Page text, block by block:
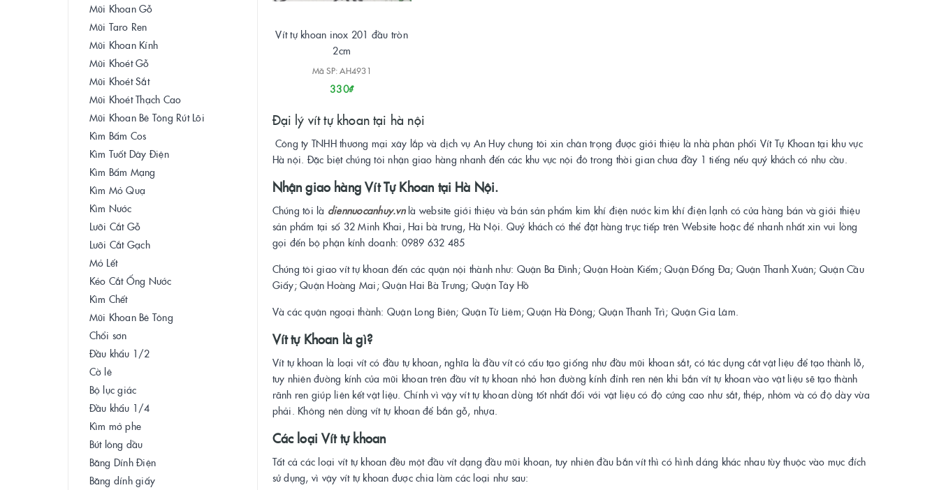
Vít tự khoan inox 201 đầu tròn
2cm
Mã SP: AH4931
330₫
Đại lý vít tự khoan tại hà nội
Công ty TNHH thương mại xây lắp và dịch vụ An Huy chung tôi xin chân trọng được giới thiệu là nhà phân phối Vít Tự Khoan tại khu vực
Hà nội. Đặc biệt chúng tôi nhận giao hàng nhanh đến các khu vực nội đô trong thời gian chưa đầy 1 tiếng nếu quý khách có nhu cầu.
Nhận giao hàng Vít Tự Khoan tại Hà Nội.
Chúng tôi là diennuocanhuy.vnlà website giới thiệu và bán sản phẩm kim khí điện nước kim khí điện lạnh có cửa hàng bán và giới thiệu
sản phẩm tại số 32 Minh Khai, Hai bà trưng, Hà Nội. Quý khách có thể đặt hàng trực tiếp trên Website hoặc để nhanh nhất xin vui lòng
gọi đến bộ phận kính doanh: 0989 632 485
Chúng tôi giao vít tự khoan đến các quận nội thành như: Quận Ba Đình; Quận Hoàn Kiếm; Quận Đống Đa; Quận Thanh Xuân; Quận Cầu
Giấy; Quận Hoàng Mai; Quận Hai Bà Trưng; Quận Tây Hồ
Và các quận ngoại thành: Quận Long Biên; Quận Từ Liêm; Quận Hà Đông; Quận Thanh Trì; Quận Gia Lâm.
Vít tự Khoan là gì?
Vít tự khoan là loại vít có đầu tự khoan, nghĩa là đầu vít có cấu tạo giống như đầu mũi khoan sắt, có tác dụng cắt vật liệu để tạo thành lỗ,
tuy nhiên đường kính của mũi khoan trên đầu vít tự khoan nhỏ hơn đường kính đỉnh ren nên khi bắn vít tự khoan vào vật liệu sẽ tạo thành
rãnh ren giúp liên kết vật liệu. Chính vì vậy vít tự khoan dùng tốt nhất đối với vật liệu có độ cứng cao như sắt, thép, nhôm và có độ dày vừa
phải. Không nên dùng vít tự khoan để bắn gỗ, nhựa.
Các loại Vít tự khoan
Tất cả các loại vít tự khoan đều một đầu vít dạng đầu mũi khoan, tuy nhiên đầu bắn vít thì có hình dáng khác nhau tùy thuộc vào mục đích
sử dụng, vì vậy vít tự khoan được chia làm các loại như sau:
Mũi Khoan Gỗ
Mũi Taro Ren
Mũi Khoan Kính
Mũi Khoét Gỗ
Mũi Khoét Sắt
Mũi Khoét Thạch Cao
Mũi Khoan Bê Tông Rút Lõi
Kìm Bấm Cos
Kìm Tuốt Dây Điện
Kìm Bấm Mạng
Kìm Mỏ Quạ
Kìm Nước
Lưỡi Cắt Gỗ
Lưỡi Cắt Gạch
Mỏ Lết
Kéo Cắt Ống Nước
Kìm Chết
Mũi Khoan Bê Tông
Chổi sơn
Đầu khẩu 1/2
Cờ lê
Bộ lục giác
Đầu khẩu 1/4
Kìm mở phe
Bút lông dầu
Băng Dính Điện
Băng dính giấy